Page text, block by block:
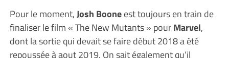
Pour le moment,Josh Booneest toujours en train de
finaliser le film « The New Mutants » pourMarvel,
dont la sortie qui devait se faire début 2018 a été
repoussée à aout 2019. On sait également qu’il